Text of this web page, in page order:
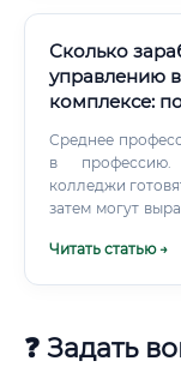
Сколько
управлению
комплексе:
Среднее
в профессию.
колледжи
затем могут
Читать статью →
❓ Задать